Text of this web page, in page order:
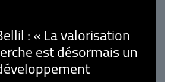
: « La valorisation
est désormais un